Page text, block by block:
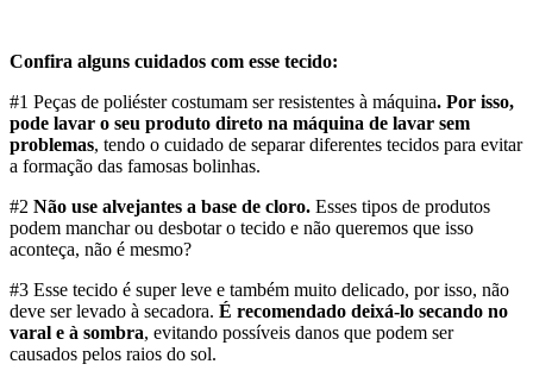
Confira alguns cuidados com esse tecido:
#1 Peças de poliéster costumam ser resistentes à máquina. Por isso,
pode lavar o seu produto direto na máquina de lavar sem
problemas, tendo o cuidado de separar diferentes tecidos para evitar
a formação das famosas bolinhas.
#2 Não use alvejantes a base de cloro. Esses tipos de produtos
podem manchar ou desbotar o tecido e não queremos que isso
aconteça, não é mesmo?
#3 Esse tecido é super leve e também muito delicado, por isso, não
deve ser levado à secadora. É recomendado deixá-lo secando no
varal e à sombra, evitando possíveis danos que podem ser
causados pelos raios do sol.